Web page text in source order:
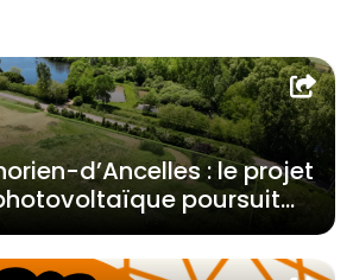
d’Ancelles : le projet
poursuit